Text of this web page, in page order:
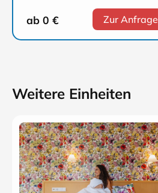
ab 0 € Zur Anfrage
Weitere Einheiten